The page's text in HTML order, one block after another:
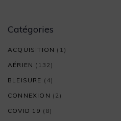
Catégories
ACQUISITION (1)
AÉRIEN (132)
BLEISURE (4)
CONNEXION (2)
COVID 19 (8)